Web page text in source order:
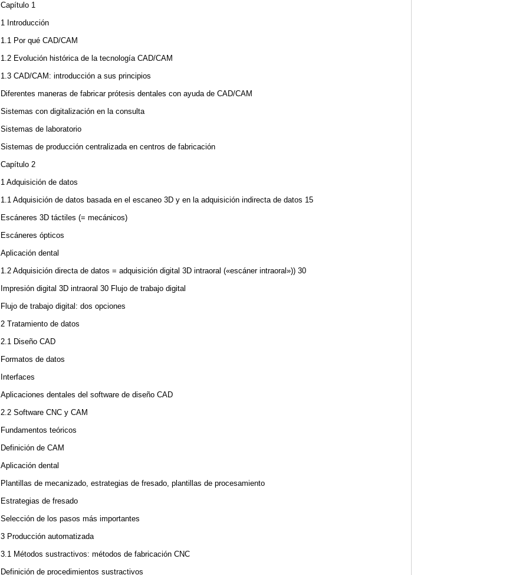
Capítulo 1
1 Introducción
1.1 Por qué CAD/CAM
1.2 Evolución histórica de la tecnología CAD/CAM
1.3 CAD/CAM: introducción a sus principios
Diferentes maneras de fabricar prótesis dentales con ayuda de CAD/CAM
Sistemas con digitalización en la consulta
Sistemas de laboratorio
Sistemas de producción centralizada en centros de fabricación
Capítulo 2
1 Adquisición de datos
1.1 Adquisición de datos basada en el escaneo 3D y en la adquisición indirecta de datos 15
Escáneres 3D táctiles (= mecánicos)
Escáneres ópticos
Aplicación dental
1.2 Adquisición directa de datos = adquisición digital 3D intraoral («escáner intraoral»)) 30
Impresión digital 3D intraoral 30 Flujo de trabajo digital
Flujo de trabajo digital: dos opciones
2 Tratamiento de datos
2.1 Diseño CAD
Formatos de datos
Interfaces
Aplicaciones dentales del software de diseño CAD
2.2 Software CNC y CAM
Fundamentos teóricos
Definición de CAM
Aplicación dental
Plantillas de mecanizado, estrategias de fresado, plantillas de procesamiento
Estrategias de fresado
Selección de los pasos más importantes
3 Producción automatizada
3.1 Métodos sustractivos: métodos de fabricación CNC
Definición de procedimientos sustractivos